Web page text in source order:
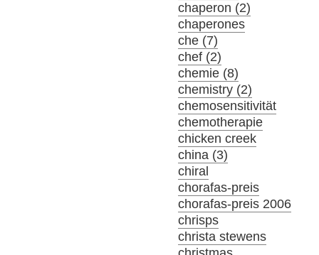
chaperon (2)
chaperones
che (7)
chef (2)
chemie (8)
chemistry (2)
chemosensitivität
chemotherapie
chicken creek
china (3)
chiral
chorafas-preis
chorafas-preis 2006
chrisps
christa stewens